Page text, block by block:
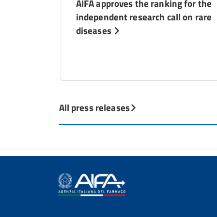
AIFA approves the ranking for the
independent research call on rare
diseases
All press releases